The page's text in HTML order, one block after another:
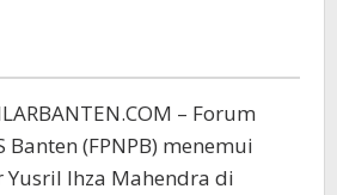
– Forum
Banten (FPNPB) menemui
Yusril Ihza Mahendra di